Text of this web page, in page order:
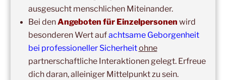
Update:
Unsere Gruppenveranstaltungen sind ohneEinschränkungen
in unseren Veranstaltungsräumen möglich!
Was schon immer galt und weiter gilt:
Fühlst du dich krank
ausgesucht menschlichen Miteinander.
Bei denAngeboten für Einzelpersonen wird
besonderen Wert aufachtsame Geborgenheit
bei professioneller Sicherheitohne
partnerschaftliche Interaktionen gelegt. Erfreue
dich daran, alleiniger Mittelpunkt zu sein.